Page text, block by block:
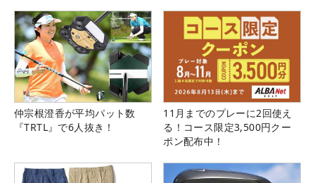
仲宗根澄香が平均パット数
『TRTL』で6人抜き！
11月までのプレーに2回使え
る！コース限定3,500円クー
ポン配布中！